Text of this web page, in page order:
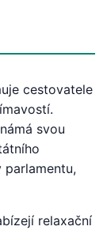
cestovatele
svou
parlamentu,
relaxační